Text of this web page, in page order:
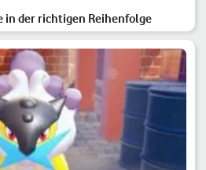
in der richtigen Reihenfolge